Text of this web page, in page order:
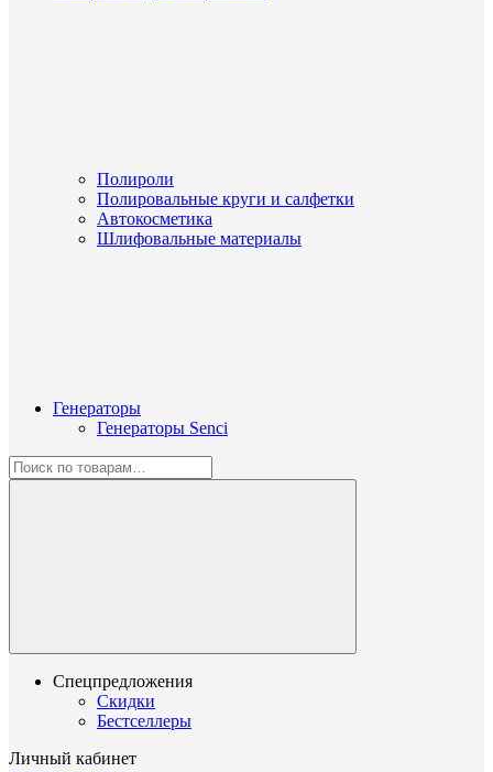
Полироли
Полировальные круги и салфетки
Автокосметика
Шлифовальные материалы
Генераторы
Генераторы Senci
Спецпредложения
Скидки
Бестселлеры
Личный кабинет